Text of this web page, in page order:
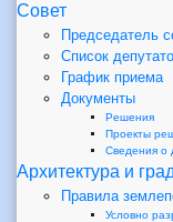
Совет
Председатель
Список
График приема
Документы
Решения
Проекты
Сведения о
Архитектура и
Правила
Условно